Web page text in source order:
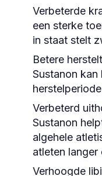
Verbeterde
een sterke
in staat stelt
Betere
Sustanon kan
Verbeterd
Sustanon
algehele
atleten langer
Verhoogde